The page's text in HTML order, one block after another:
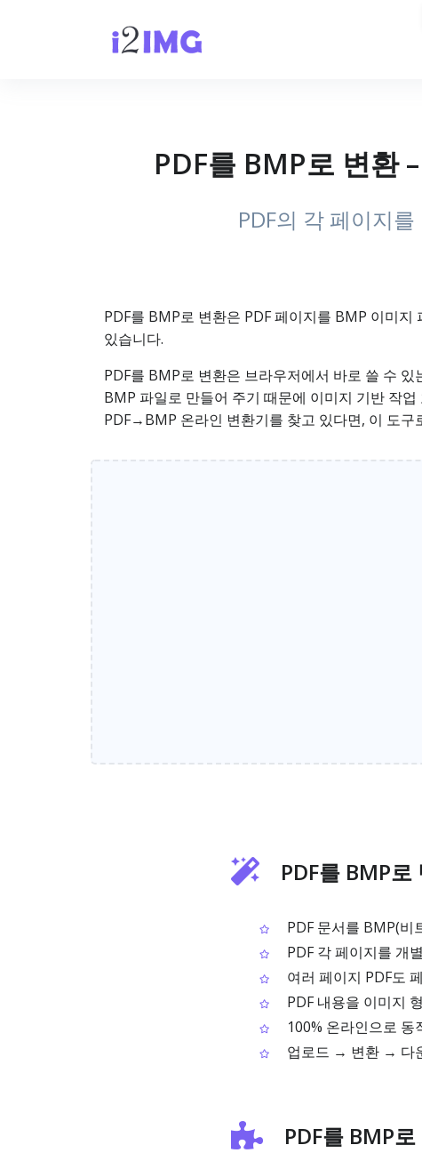
PDF를 BMP로 변환
PDF의 각 페이지
PDF를 BMP로 변환은 PDF 페이지를 BMP 이미
있습니다.
PDF를 BMP로 변환은 브라우저에서 바로 쓸 수
BMP 파일로 만들어 주기 때문에 이미지 기반 작
PDF→BMP 온라인 변환기를 찾고 있다면, 이 도구
PDF를 BMP
PDF 문서를 BMP(비
PDF 각 페이지를 개
여러 페이지 PDF도
PDF 내용을 이미지
100% 온라인으로
업로드 → 변환 → 다
PDF를 BMP